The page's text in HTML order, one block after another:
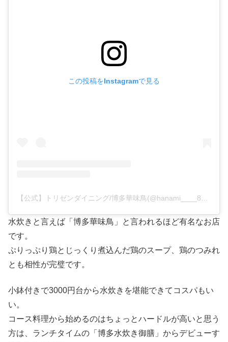
この投稿をInstagramで見る
水炊きと言えば「博多華味鳥」と言われるほど有名なお店
です。
ぷりっぷり鶏とじっくり煮込んだ鶏のスープ、鶏のつみれ
とも相性が完璧です。
小鉢付きで3000円台から水炊きを堪能できてコスパもい
い。
コース料理から始めるのはちょっとハードルが高いと思う
方は、ランチタイムの「博多水炊き御膳」からデビューす